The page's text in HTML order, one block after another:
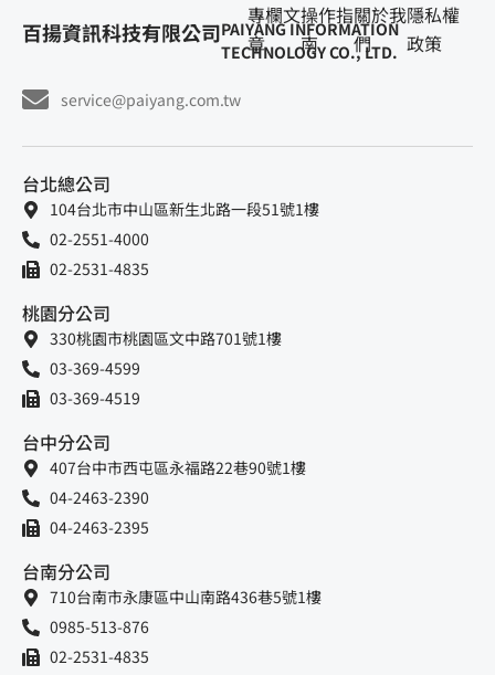
百揚資訊科技有限公司PAIYANG INFORMATION
TECHNOLOGY CO., LTD.
專欄文
章
操作指
南
關於我
們
隱私權
政策
service@paiyang.com.tw
台北總公司
104台北市中山區新生北路一段51號1樓
02-2551-4000
02-2531-4835
桃園分公司
330桃園市桃園區文中路701號1樓
03-369-4599
03-369-4519
台中分公司
407台中市西屯區永福路22巷90號1樓
04-2463-2390
04-2463-2395
台南分公司
710台南市永康區中山南路436巷5號1樓
0985-513-876
02-2531-4835